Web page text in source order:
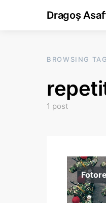
Dragoș
BROWSING TAG
1 post